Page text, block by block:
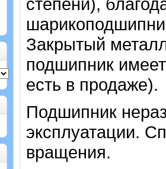
Закрытый
подшипник
есть в продаже).
Подшипник
эксплуатации.
вращения.